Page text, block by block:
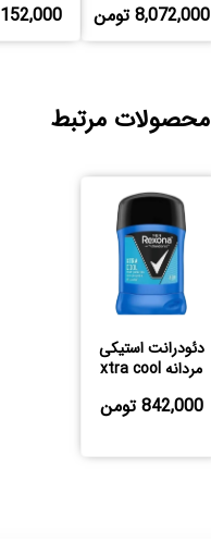
8,072,000 تومن 152,000 تومن
محصولات مرتبط
دئودرانت استیکی
مردانه xtra cool
842,000 تومن